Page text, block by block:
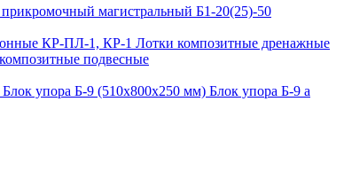
магистральный Б1-20(25)-50
КР-ПЛ-1, КР-1 Лотки композитные дренажные
подвесные
Блок упора Б-9 (510х800х250 мм) Блок упора Б-9 а